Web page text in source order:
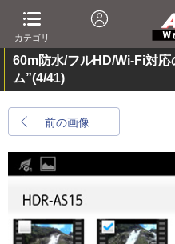
カテゴリ
60m防水/フルHD/Wi-Fi対応
ム”(4/41)
前の画像